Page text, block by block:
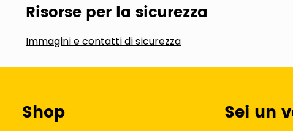
Risorse per la sicurezza
Immagini e contatti di sicurezza
Shop Sei un